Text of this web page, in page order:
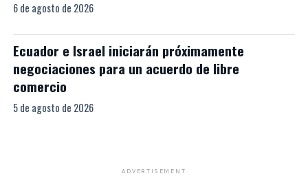
6 de agosto de 2026
Ecuador e Israel iniciarán próximamente
negociaciones para un acuerdo de libre
comercio
5 de agosto de 2026
ADVERTISEMENT